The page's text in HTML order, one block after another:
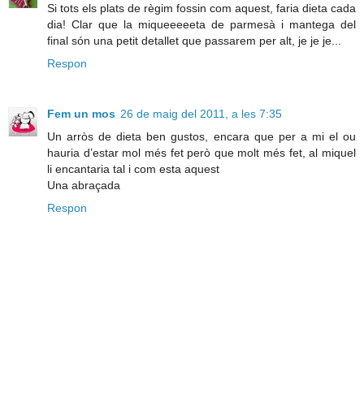
Si tots els plats de règim fossin com aquest, faria dieta cada
dia! Clar que la miqueeeeeta de parmesà i mantega del
final són una petit detallet que passarem per alt, je je je...
Respon
Fem un mos 26 de maig del 2011, a les 7:35
Un arròs de dieta ben gustos, encara que per a mi el ou
hauria d’estar mol més fet però que molt més fet, al miquel
li encantaria tal i com esta aquest
Una abraçada
Respon